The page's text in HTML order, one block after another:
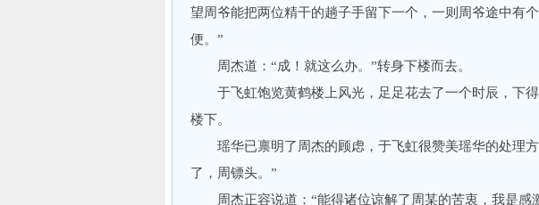
望周爷能把两位精干的趟子手留下一个，一则周爷途中有
便。”
周杰道：“成！就这么办。”转身下楼而去。
于飞虹饱览黄鹤楼上风光，足足花去了一个时辰，下得
楼下。
瑶华已禀明了周杰的顾虑，于飞虹很赞美瑶华的处理方
了，周镖头。”
周杰正容说道：“能得诸位谅解了周某的苦衷，我是感